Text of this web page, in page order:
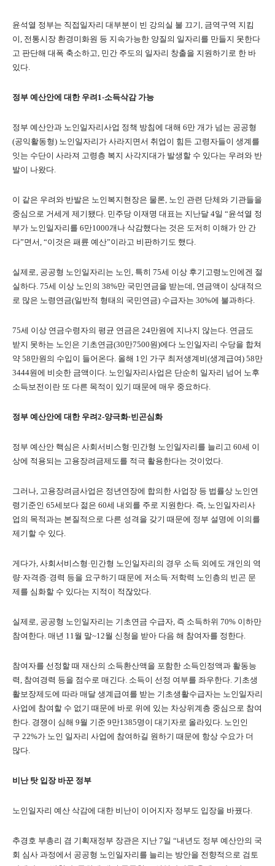
윤석열 정부는 직접일자리 대부분이 빈 강의실 불 끄기, 금역구역 지킴
이, 전통시장 환경미화원 등 지속가능한 양질의 일자리를 만들지 못한다
고 판단해 대폭 축소하고, 민간 주도의 일자리 창출을 지원하기로 한 바
있다.
정부 예산안에 대한 우려 1-소득삭감 가능
정부 예산안과 노인일자리사업 정책 방침에 대해 6만 개가 넘는 공공형
(공익활동형) 노인일자리가 사라지면서 취업이 힘든 고령자들이 생계를
잇는 수단이 사라져 고령층 복지 사각지대가 발생할 수 있다는 우려와 반
발이 나왔다.
이 같은 우려와 반발은 노인복지현장은 물론, 노인 관련 단체와 기관들을
중심으로 거세게 제기됐다. 민주당 이재명 대표는 지난달 4일 “윤석열 정
부가 노인일자리를 6만1000개나 삭감했다는 것은 도저히 이해가 안 간
다”면서, “이것은 패륜 예산”이라고 비판하기도 했다.
실제로, 공공형 노인일자리는 노인, 특히 75세 이상 후기고령노인에겐 절
실하다. 75세 이상 노인의 38%만 국민연금을 받는데, 연금액이 상대적으
로 많은 노령연금(일반적 형태의 국민연금) 수급자는 30%에 불과하다.
75세 이상 연금수령자의 평균 연금은 24만원에 지나지 않는다. 연금도
받지 못하는 노인은 기초연금(30만7500원)에다 노인일자리 수당을 합쳐
약 58만원의 수입이 들어온다. 올해 1인 가구 최저생계비(생계급여) 58만
3444원에 비슷한 금액이다. 노인일자리사업은 단순히 일자리 넘어 노후
소득보전이란 또 다른 목적이 있기 때문에 매우 중요하다.
정부 예산안에 대한 우려 2-양극화·빈곤심화
정부 예산안 핵심은 사회서비스형 ·민간형 노인일자리를 늘리고 60세 이
상에 적용되는 고용장려금제도를 적극 활용한다는 것이었다.
그러나, 고용장려금사업은 정년연장에 합의한 사업장 등 법률상 노인연
령기준인 65세보다 젊은 60세 내외를 주로 지원한다. 즉, 노인일자리사
업의 목적과는 본질적으로 다른 성격을 갖기 때문에 정부 설명에 이의를
제기할 수 있다.
게다가, 사회서비스형 ·민간형 노인일자리의 경우 소득 외에도 개인의 역
량·자격증·경력 등을 요구하기 때문에 저소득·저학력 노인층의 빈곤 문
제를 심화할 수 있다는 지적이 적잖았다.
실제로, 공공형 노인일자리는 기초연금 수급자, 즉 소득하위 70% 이하만
참여한다. 매년 11월 말~12월 신청을 받아 다음 해 참여자를 정한다.
참여자를 선정할 때 재산의 소득환산액을 포함한 소득인정액과 활동능
력, 참여경력 등을 점수로 매긴다. 소득이 선정 여부를 좌우한다. 기초생
활보장제도에 따라 매달 생계급여를 받는 기초생활수급자는 노인일자리
사업에 참여할 수 없기 때문에 바로 위에 있는 차상위계층 중심으로 참여
한다. 경쟁이 심해 9월 기준 9만1385명이 대기자로 올라있다. 노인인
구 22%가 노인 일자리 사업에 참여하길 원하기 때문에 항상 수요가 더
많다.
비난 탓 입장 바꾼 정부
노인일자리 예산 삭감에 대한 비난이 이어지자 정부도 입장을 바꿨다.
추경호 부총리 겸 기획재정부 장관은 지난 7일 “내년도 정부 예산안의 국
회 심사 과정에서 공공형 노인일자리를 늘리는 방안을 전향적으로 검토